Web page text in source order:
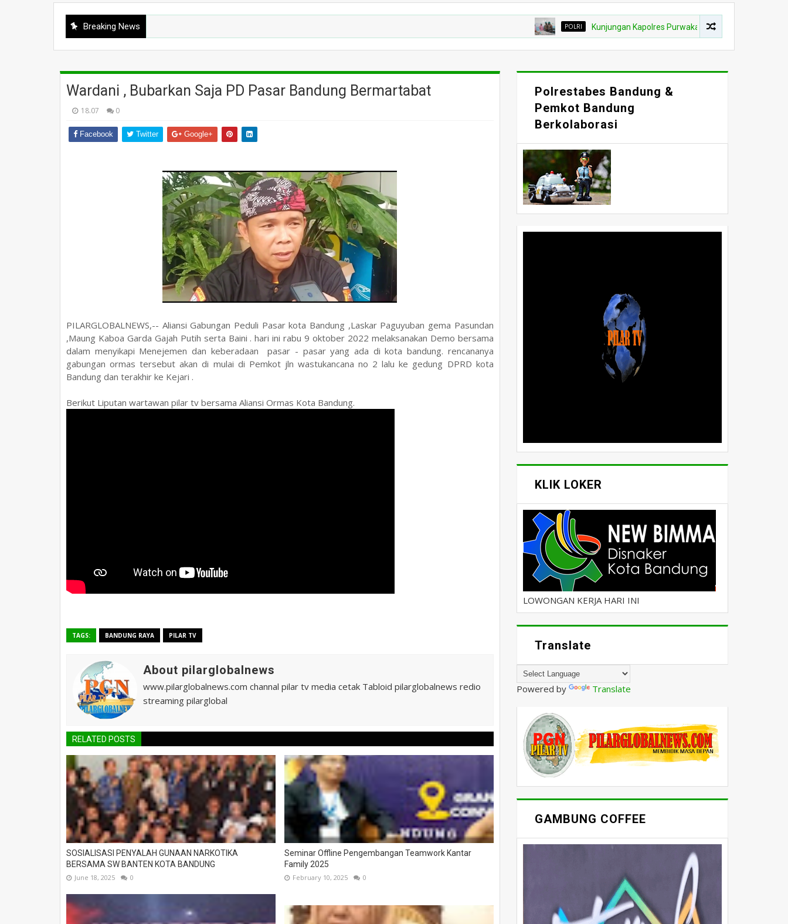
Breaking News POLRI Kunjungan Kapolres Purwakarta Dan Ketua Bhayangkara Ke
Wardani , Bubarkan Saja PD Pasar Bandung Bermartabat
18.07 0
Facebook Twitter Google+
PILARGLOBALNEWS,-- Aliansi Gabungan Peduli Pasar kota Bandung ,Laskar Paguyuban gema Pasundan
,Maung Kaboa Garda Gajah Putih serta Baini . hari ini rabu 9 oktober 2022 melaksanakan Demo bersama
dalam menyikapi Menejemen dan keberadaan pasar - pasar yang ada di kota bandung. rencananya
gabungan ormas tersebut akan di mulai di Pemkot jln wastukancana no 2 lalu ke gedung DPRD kota
Bandung dan terakhir ke Kejari .
Berikut Liputan wartawan pilar tv bersama Aliansi Ormas Kota Bandung.
TAGS: BANDUNG RAYA PILAR TV
About pilarglobalnews
www.pilarglobalnews.com channal pilar tv media cetak Tabloid pilarglobalnews redio
streaming pilarglobal
RELATED POSTS
SOSIALISASI PENYALAH GUNAAN NARKOTIKA
BERSAMA SW BANTEN KOTA BANDUNG
June 18, 2025 0
Seminar Offline Pengembangan Teamwork Kantar
Family 2025
February 10, 2025 0
Polrestabes Bandung &
Pemkot Bandung
Berkolaborasi
KLIK LOKER
LOWONGAN KERJA HARI INI
Translate
Powered by Translate
GAMBUNG COFFEE